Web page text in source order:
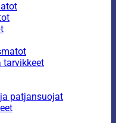
tarvikkeet
patjansuojat